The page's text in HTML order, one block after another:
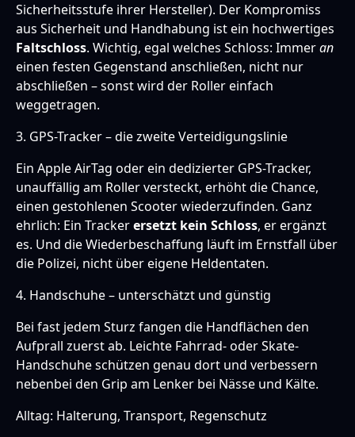
Sicherheitsstufe ihrer Hersteller). Der Kompromiss
aus Sicherheit und Handhabung ist ein hochwertiges
Faltschloss. Wichtig, egal welches Schloss: Immeran
einen festen Gegenstand anschließen, nicht nur
abschließen – sonst wird der Roller einfach
weggetragen.
3. GPS-Tracker – die zweite Verteidigungslinie
Ein Apple AirTag oder ein dedizierter GPS-Tracker,
unauffällig am Roller versteckt, erhöht die Chance,
einen gestohlenen Scooter wiederzufinden. Ganz
ehrlich: Ein Trackerersetzt kein Schloss, er ergänzt
es. Und die Wiederbeschaffung läuft im Ernstfall über
die Polizei, nicht über eigene Heldentaten.
4. Handschuhe – unterschätzt und günstig
Bei fast jedem Sturz fangen die Handflächen den
Aufprall zuerst ab. Leichte Fahrrad- oder Skate-
Handschuhe schützen genau dort und verbessern
nebenbei den Grip am Lenker bei Nässe und Kälte.
Alltag: Halterung, Transport, Regenschutz